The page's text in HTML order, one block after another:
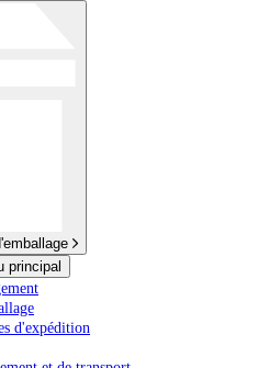
principal
d'expédition